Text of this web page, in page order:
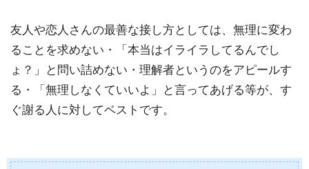
友人や恋人さんの最善な接し方としては、無理に変わ
ることを求めない・「本当はイライラしてるんでし
ょ？」と問い詰めない・理解者というのをアピールす
る・「無理しなくていいよ」と言ってあげる等が、す
ぐ謝る人に対してベストです。